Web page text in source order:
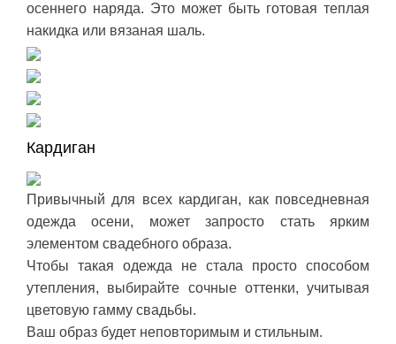
осеннего наряда. Это может быть готовая теплая
накидка или вязаная шаль.
Кардиган
Привычный для всех кардиган, как повседневная
одежда осени, может запросто стать ярким
элементом свадебного образа.
Чтобы такая одежда не стала просто способом
утепления, выбирайте сочные оттенки, учитывая
цветовую гамму свадьбы.
Ваш образ будет неповторимым и стильным.